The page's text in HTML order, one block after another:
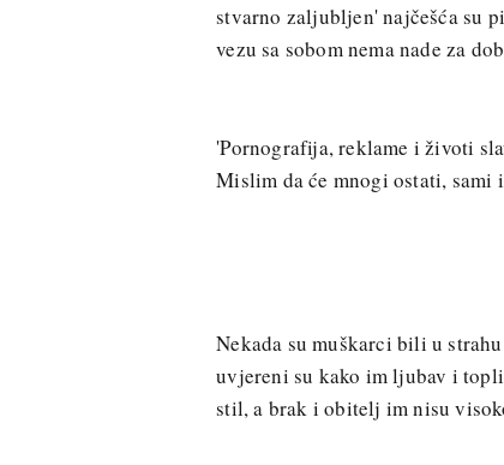
stvarno zaljubljen' najčešća su
vezu sa sobom nema nade za
'Pornografija, reklame i životi
Mislim da će mnogi ostati, sami
Nekada su muškarci bili u
uvjereni su kako im ljubav i
stil, a brak i obitelj im nisu